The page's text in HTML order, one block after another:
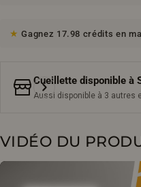
Gagnez 17.98 crédits en
Cueillette disponible à
Aussi disponible à 3 autres
VIDÉO DU